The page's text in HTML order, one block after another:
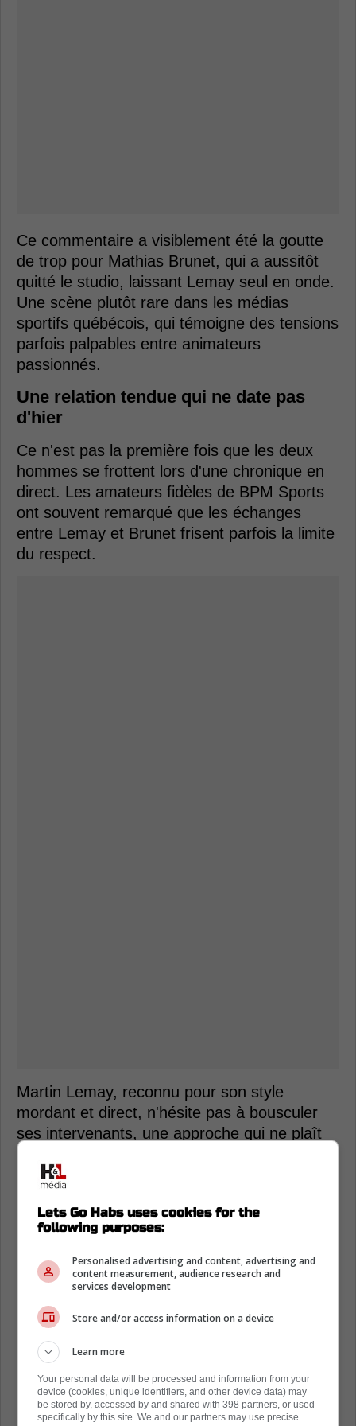
Ce commentaire a visiblement été la goutte
de trop pour Mathias Brunet, qui a aussitôt
quitté le studio, laissant Lemay seul en onde.
Une scène plutôt rare dans les médias
sportifs québécois, qui témoigne des tensions
parfois palpables entre animateurs
passionnés.
Une relation tendue qui ne date pas
d'hier
Ce n'est pas la première fois que les deux
hommes se frottent lors d'une chronique en
direct. Les amateurs fidèles de BPM Sports
ont souvent remarqué que les échanges
entre Lemay et Brunet frisent parfois la limite
du respect.
Martin Lemay, reconnu pour son style
mordant et direct, n'hésite pas à bousculer
ses intervenants, une approche qui ne plaît
Toutefois, nous venons d'apprendre par
l'intérim de Jean Trudel de Stanley25 que
cette tension entre les deux hommes serait
l'interne ont eu lieu.
« Il affirme que Brunet aurait même
été jusqu'à aviser la direction qu'il ne
tolérait pas certains commentaires
émis par Lemay à son égard durant
ses chroniques et l'animateur aurait
été averti de faire attention à ses
Lets Go Habs uses cookies for the
following purposes:
Personalised advertising and content, advertising and
content measurement, audience research and
services development
Store and/or access information on a device
Learn more
Your personal data will be processed and information from your
device (cookies, unique identifiers, and other device data) may
be stored by, accessed by and shared with 398 partners, or used
specifically by this site. We and our partners may use precise